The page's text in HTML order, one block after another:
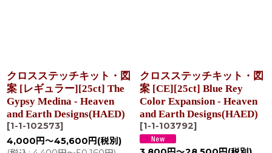
クロスステッチキット・図
案 [レギュラー][25ct] The
Gypsy Medina - Heaven
and Earth Designs(HAED)
[1-1-102573]
4,000 円～45,600 円 (税別)
クロスステッチキット・図
案 [CE][25ct] Blue Rey
Color Expansion - Heaven
and Earth Designs(HAED)
[1-1-103792]